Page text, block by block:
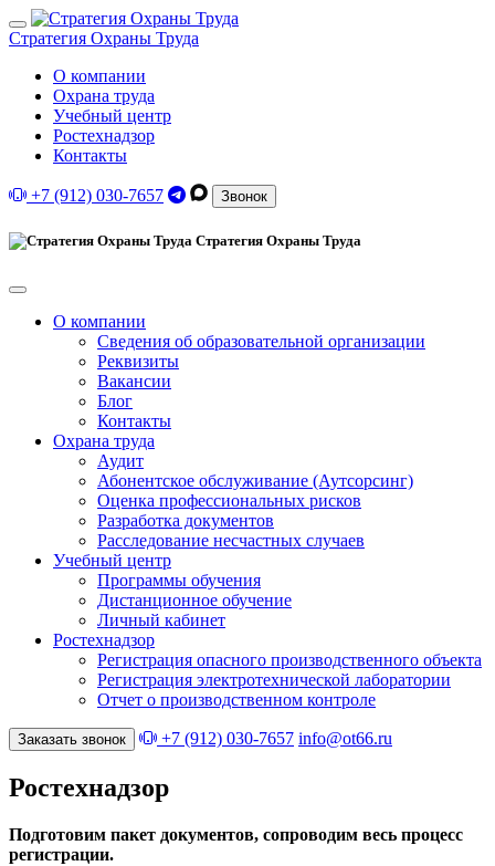
Стратегия Охраны Труда
О компании
Охрана труда
Учебный центр
Ростехнадзор
Контакты
+7 (912) 030-7657 Звонок
Стратегия Охраны Труда
О компании
Сведения об образовательной организации
Реквизиты
Вакансии
Блог
Контакты
Охрана труда
Аудит
Абонентское обслуживание (Аутсорсинг)
Оценка профессиональных рисков
Разработка документов
Расследование несчастных случаев
Учебный центр
Программы обучения
Дистанционное обучение
Личный кабинет
Ростехнадзор
Регистрация опасного производственного объекта
Регистрация электротехнической лаборатории
Отчет о производственном контроле
Заказать звонок +7 (912) 030-7657 info@ot66.ru
Ростехнадзор
Подготовим пакет документов, сопроводим весь процесс
регистрации.